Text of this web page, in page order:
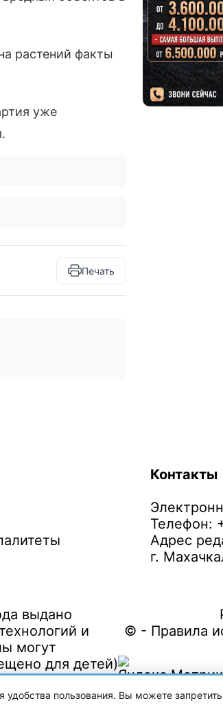
растений факты
уже
Печать
Контакты
Телефон:
Адрес
г.
выдано
и
могут
для детей)
© - Правила
пользования. Вы можете